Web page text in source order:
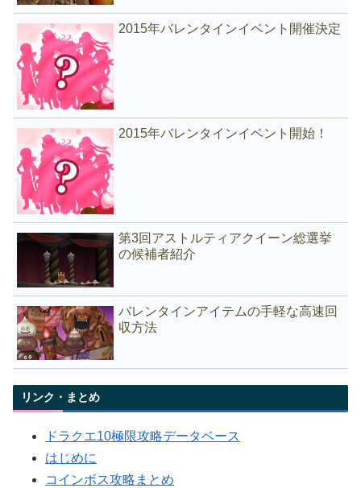
2015年バレンタインイベント開催決定
2015年バレンタインイベント開始！
第3回アストルティアクイーン総選挙
の候補者紹介
バレンタインアイテムの手軽な高速回
収方法
リンク・まとめ
ドラクエ10極限攻略データベース
はじめに
コインボス攻略まとめ